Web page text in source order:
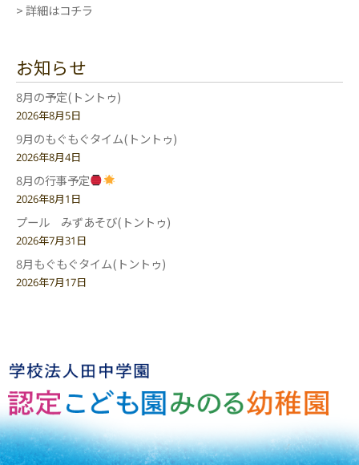
> 詳細はコチラ
お知らせ
8月の予定(トントゥ)
2026年8月5日
9月のもぐもぐタイム(トントゥ)
2026年8月4日
8月の行事予定
2026年8月1日
プール みずあそび(トントゥ)
2026年7月31日
8月もぐもぐタイム(トントゥ)
2026年7月17日